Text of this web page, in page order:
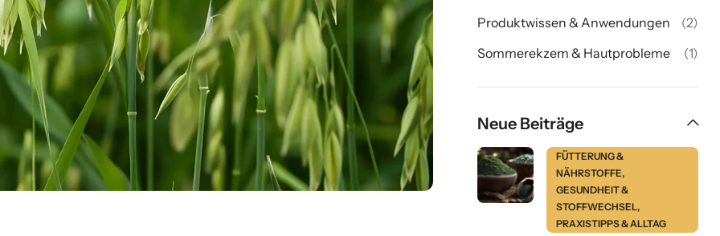
Produktwissen & Anwendungen
(2)
Sommerekzem & Hautprobleme
(1)
Neue Beiträge
FÜTTERUNG &
NÄHRSTOFFE,
GESUNDHEIT &
STOFFWECHSEL,
PRAXISTIPPS & ALLTAG